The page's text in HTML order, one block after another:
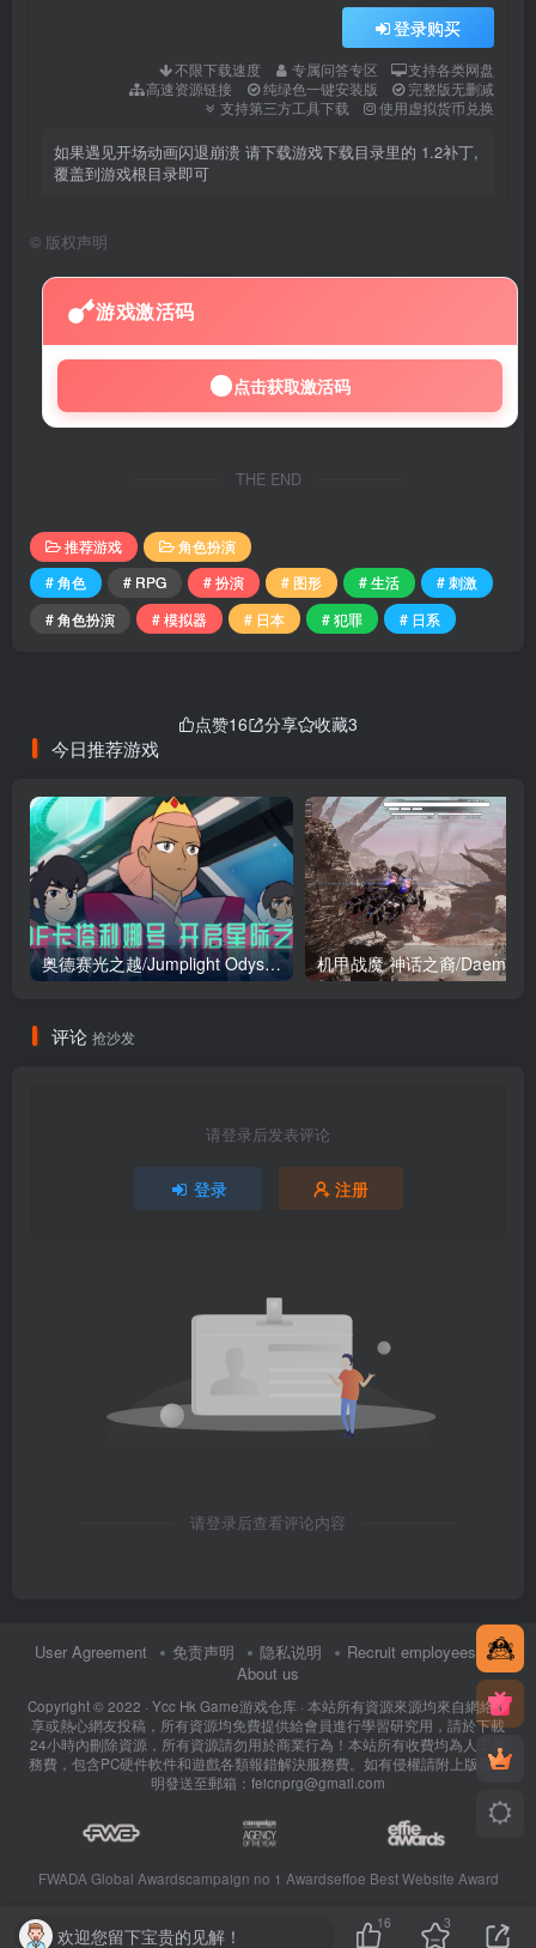
登录购买
不限下载速度 专属问答专区
支持各类网盘
高速资源链接
纯绿色一键安装版
完整版无删减
支持第三方工具下载
使用虚拟货币兑换
如果遇见开场动画闪退崩溃 请下载游戏下载目录里的 1.2补丁,
覆盖到游戏根目录即可
© 版权声明
游戏激活码
点击获取激活码
THE END
推荐游戏
角色扮演
# 角色
# RPG # 扮演 # 图形 # 生活
# 刺激
# 角色扮演
# 模拟器 # 日本 # 犯罪 # 日系
点赞16 分享 收藏3
今日推荐游戏
奥德赛光之越/Jumplight Odyssey
评论 抢沙发
请登录后发表评论
登录 注册
请登录后查看评论内容
User Agreement 免责声明 隐私说明
Recruit employees
About us
Copyright © 2022 · Ycc Hk Game游戏仓库 · 本站所有資源來源均來自網絡分
享或熱心網友投稿，所有資源均免費提供給會員進行學習研究用，請於下載
24小時內刪除資源，所有資源請勿用於商業行為！本站所有收費均為人工服
務費，包含PC硬件軟件和遊戲各類報錯解決服務費。如有侵權請附上版權證
明發送至郵箱：feicnprg@gmail.com
FWADA Global Awardscampaign no 1 Awardseffoe Best Website Award
欢迎您留下宝贵的见解！
16 3